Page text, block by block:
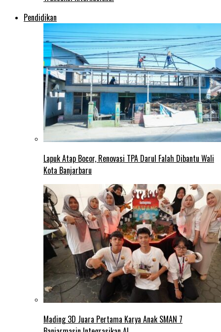
Pendidikan
Lapuk Atap Bocor, Renovasi TPA Darul Falah Dibantu Wali
Kota Banjarbaru
Mading 3D Juara Pertama Karya Anak SMAN 7